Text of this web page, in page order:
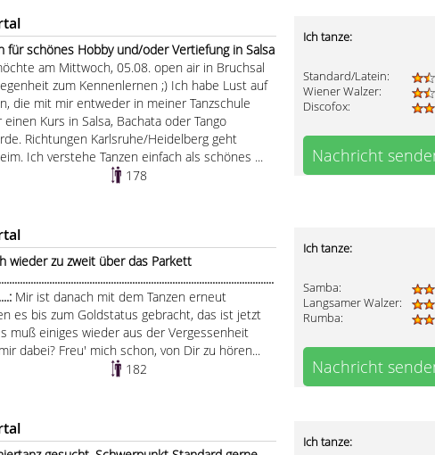
für schönes Hobby und/oder Vertiefung in Salsa
am Mittwoch, 05.08. open air in Bruchsal
zum Kennenlernen ;) Ich habe Lust auf
die mit mir entweder in meiner Tanzschule
Kurs in Salsa, Bachata oder Tango
Richtungen Karlsruhe/Heidelberg geht
Ich verstehe Tanzen einfach als schönes ...
178
Ich tanze:
Standard/Latein:
Wiener Walzer:
Discofox:
Nachricht
wieder zu zweit über das Parkett
Mir ist danach mit dem Tanzen erneut
es bis zum Goldstatus gebracht, das ist jetzt
muß einiges wieder aus der Vergessenheit
dabei? Freu' mich schon, von Dir zu hören...
182
Ich tanze:
Samba:
Langsamer Walzer:
Rumba:
Nachricht
Ich tanze: